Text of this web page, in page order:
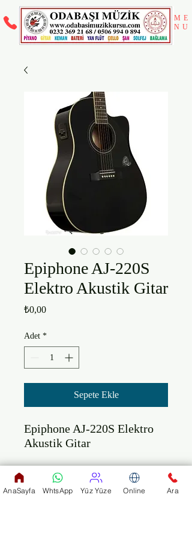
ME
NU
Epiphone AJ-220S
Elektro Akustik Gitar
₺0,00Fiyat
Adet *
Sepete Ekle
Epiphone AJ-220S Elektro
Akustik Gitar
Gövde: Maun
Gövde Kapak: Ladin
AnaSayfa WhtsApp Yüz Yüze Online Ara